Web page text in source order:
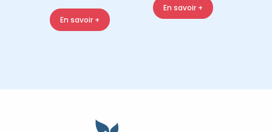
En savoir +
En savoir +